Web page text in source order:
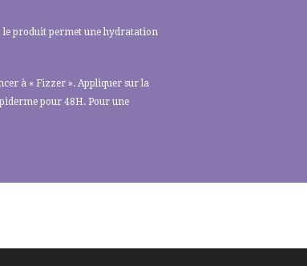
le produit permet une hydratation
à « Fizzer ». Appliquer sur la
pour 48H. Pour une